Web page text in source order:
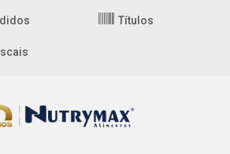
Títulos